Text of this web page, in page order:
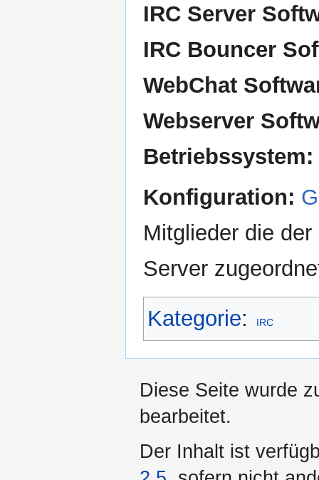
IRC Server
IRC Bouncer
WebChat
Webserver
Betriebssystem:
Konfiguration:
Mitglieder die
Server
Kategorie: IRC
Diese Seite wurde
bearbeitet.
Der Inhalt ist